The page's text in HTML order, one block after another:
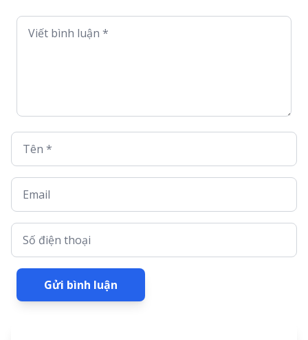
Viết bình luận *
Tên *
Email
Số điện thoại
Gửi bình luận